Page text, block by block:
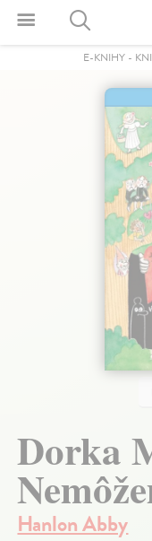
E-KNIHY-
Dorka
Hanlon Abby